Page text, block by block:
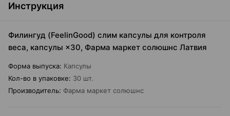
Инструкция
Филингуд (FeelinGood) слим капсулы для контроля
веса, капсулы ×30, Фарма маркет солюшнс Латвия
Форма выпуска: Капсулы
Кол-во в упаковке: 30 шт.
Производитель: Фарма маркет солюшнс